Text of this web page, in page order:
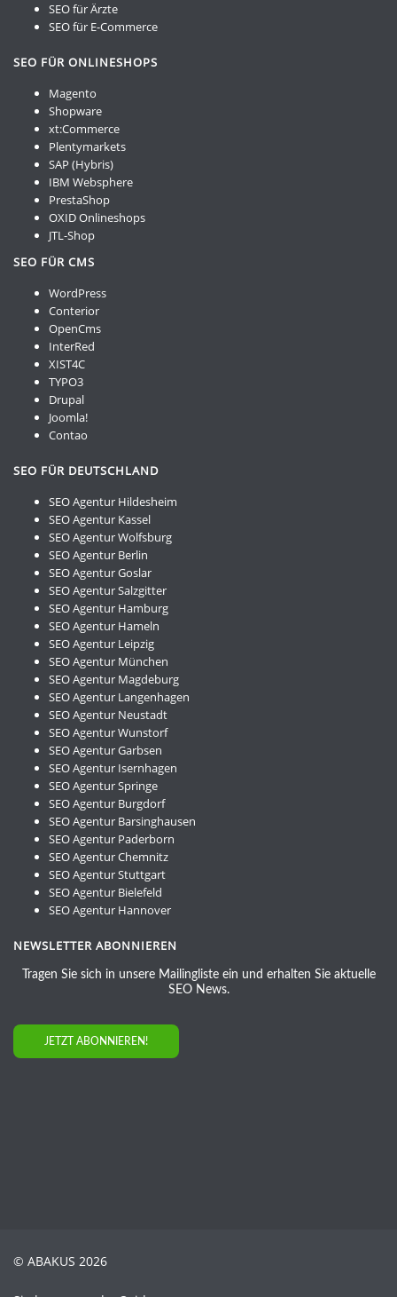
SEO für Ärzte
SEO für E-Commerce
SEO FÜR ONLINESHOPS
Magento
Shopware
xt:Commerce
Plentymarkets
SAP (Hybris)
IBM Websphere
PrestaShop
OXID Onlineshops
JTL-Shop
SEO FÜR CMS
WordPress
Conterior
OpenCms
InterRed
XIST4C
TYPO3
Drupal
Joomla!
Contao
SEO FÜR DEUTSCHLAND
SEO Agentur Hildesheim
SEO Agentur Kassel
SEO Agentur Wolfsburg
SEO Agentur Berlin
SEO Agentur Goslar
SEO Agentur Salzgitter
SEO Agentur Hamburg
SEO Agentur Hameln
SEO Agentur Leipzig
SEO Agentur München
SEO Agentur Magdeburg
SEO Agentur Langenhagen
SEO Agentur Neustadt
SEO Agentur Wunstorf
SEO Agentur Garbsen
SEO Agentur Isernhagen
SEO Agentur Springe
SEO Agentur Burgdorf
SEO Agentur Barsinghausen
SEO Agentur Paderborn
SEO Agentur Chemnitz
SEO Agentur Stuttgart
SEO Agentur Bielefeld
SEO Agentur Hannover
NEWSLETTER ABONNIEREN
Tragen Sie sich in unsere Mailingliste ein und erhalten Sie aktuelle
SEO News.
JETZT ABONNIEREN!
© ABAKUS 2026